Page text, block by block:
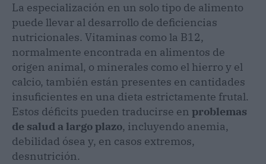
La especialización en un solo tipo de alimento
puede llevar al desarrollo de deficiencias
nutricionales. Vitaminas como la B12,
normalmente encontrada en alimentos de
origen animal, o minerales como el hierro y el
calcio, también están presentes en cantidades
insuficientes en una dieta estrictamente frutal.
Estos déficits pueden traducirse en problemas
de salud a largo plazo, incluyendo anemia,
debilidad ósea y, en casos extremos,
desnutrición.